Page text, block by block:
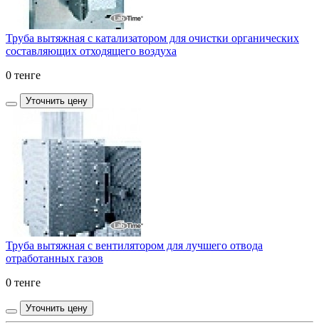
Труба вытяжная с катализатором для очистки органических
составляющих отходящего воздуха
0 тенге
Уточнить цену
Труба вытяжная с вентилятором для лучшего отвода
отработанных газов
0 тенге
Уточнить цену